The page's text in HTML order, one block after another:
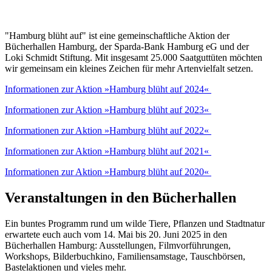
"Hamburg blüht auf" ist eine gemeinschaftliche Aktion der
Bücherhallen Hamburg, der Sparda-Bank Hamburg eG und der
Loki Schmidt Stiftung. Mit insgesamt 25.000 Saatguttüten möchten
wir gemeinsam ein kleines Zeichen für mehr Artenvielfalt setzen.
Informationen zur Aktion »Hamburg blüht auf 2024«
Informationen zur Aktion »Hamburg blüht auf 2023«
Informationen zur Aktion »Hamburg blüht auf 2022«
Informationen zur Aktion »Hamburg blüht auf 2021«
Informationen zur Aktion »Hamburg blüht auf 2020«
Veranstaltungen in den Bücherhallen
Ein buntes Programm rund um wilde Tiere, Pflanzen und Stadtnatur
erwartete euch auch vom 14. Mai bis 20. Juni 2025 in den
Bücherhallen Hamburg: Ausstellungen, Filmvorführungen,
Workshops, Bilderbuchkino, Familiensamstage, Tauschbörsen,
Bastelaktionen und vieles mehr.